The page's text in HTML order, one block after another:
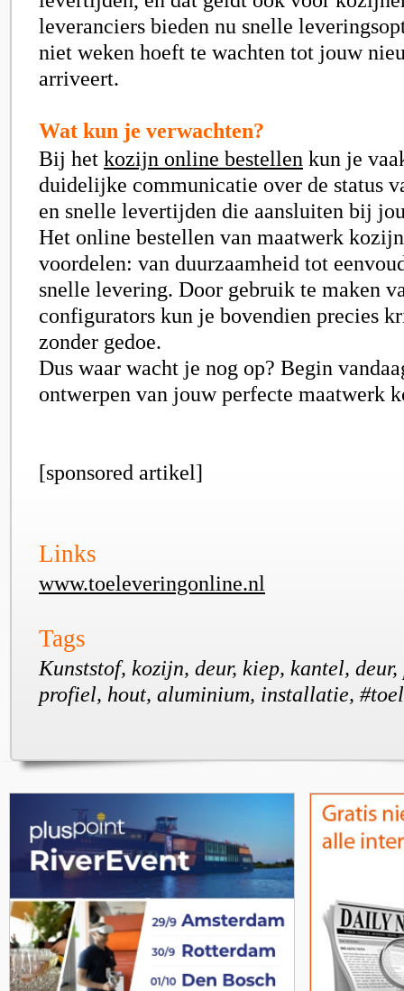
leveranciers bieden nu snelle
niet weken hoeft te wachten tot jouw
arriveert.
Wat kun je verwachten?
Bij het kozijn online bestellen kun je
duidelijke communicatie over de status
en snelle levertijden die aansluiten bij
Het online bestellen van maatwerk
voordelen: van duurzaamheid tot
snelle levering. Door gebruik te maken
configurators kun je bovendien precies
zonder gedoe.
Dus waar wacht je nog op? Begin
ontwerpen van jouw perfecte maatwerk
[sponsored artikel]
Links
www.toeleveringonline.nl
Tags
Kunststof, kozijn, deur, kiep, kantel,
profiel, hout, aluminium, installatie,